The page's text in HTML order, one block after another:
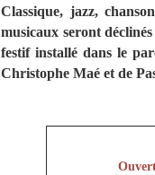
Classique, jazz,
musicaux seront
festif installé dans le
Christophe Maé et de